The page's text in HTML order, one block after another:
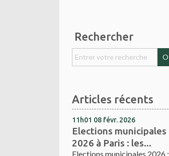
Rechercher
Articles récents
11h01 08 févr. 2026
Elections municipales
2026 à Paris : les...
Elections municipales 2026 :